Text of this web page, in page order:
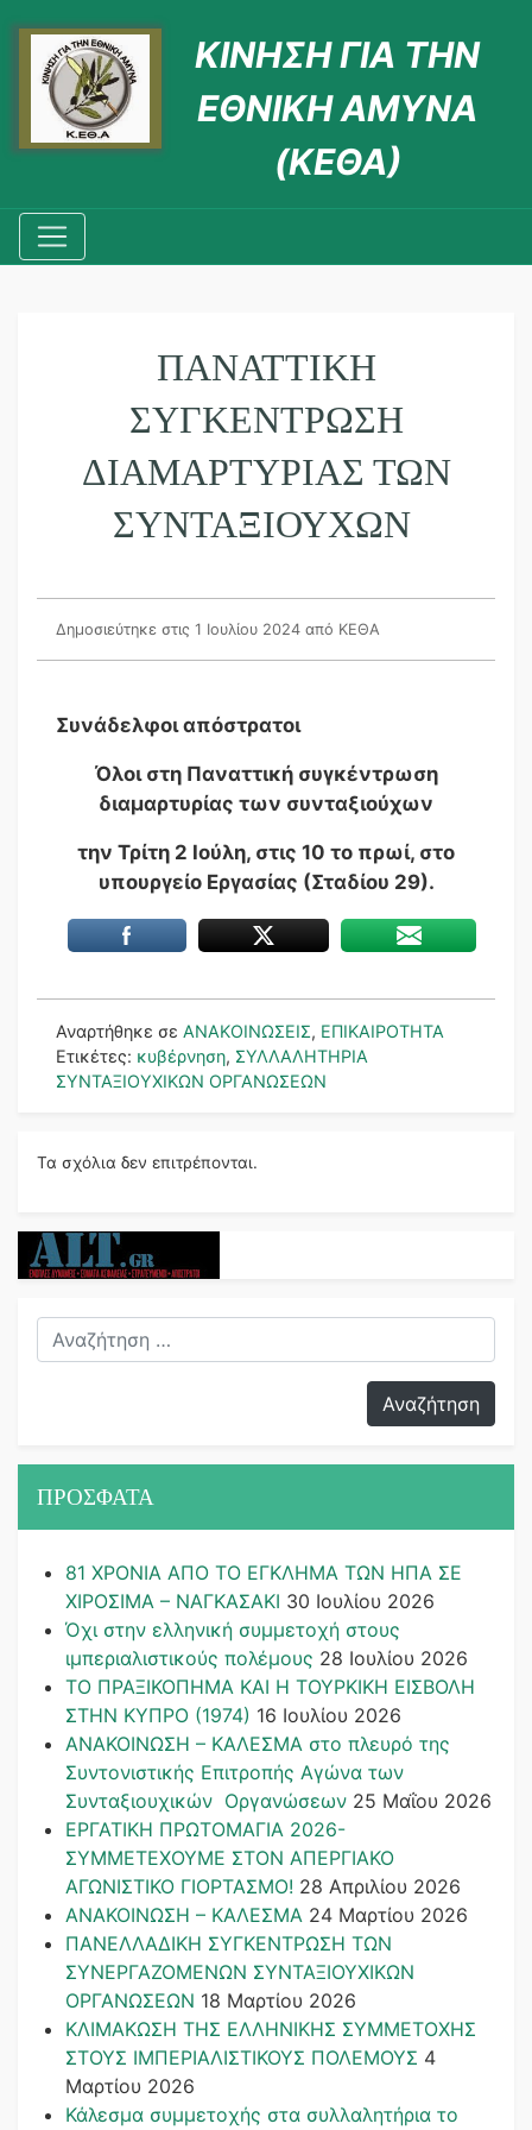
ΚΙΝΗΣΗ ΓΙΑ ΤΗΝ
ΕΘΝΙΚΗ ΑΜΥΝΑ
(ΚΕΘΑ)
ΠΑΝΑΤΤΙΚΉ
ΣΥΓΚΈΝΤΡΩΣΗ
ΔΙΑΜΑΡΤΥΡΊΑΣ ΤΩΝ
ΣΥΝΤΑΞΙΟΎΧΩΝ
Δημοσιεύτηκε στις 1 Ιουλίου 2024 από ΚΕΘΑ
Συνάδελφοι απόστρατοι
Όλοι στη Παναττική συγκέντρωση
διαμαρτυρίας των συνταξιούχων
την Τρίτη 2 Ιούλη, στις 10 το πρωί, στο
υπουργείο Εργασίας (Σταδίου 29).
Αναρτήθηκε σε ΑΝΑΚΟΙΝΩΣΕΙΣ, ΕΠΙΚΑΙΡΟΤΗΤΑ
Ετικέτες: κυβέρνηση, ΣΥΛΛΑΛΗΤΗΡΙΑ
ΣΥΝΤΑΞΙΟΥΧΙΚΩΝ ΟΡΓΑΝΩΣΕΩΝ
Τα σχόλια δεν επιτρέπονται.
ΠΡΟΣΦΑΤΑ
81 ΧΡΟΝΙΑ ΑΠΟ ΤΟ ΕΓΚΛΗΜΑ ΤΩΝ ΗΠΑ ΣΕ
ΧΙΡΟΣΙΜΑ – ΝΑΓΚΑΣΑΚΙ 30 Ιουλίου 2026
Όχι στην ελληνική συμμετοχή στους
ιμπεριαλιστικούς πολέμους 28 Ιουλίου 2026
ΤΟ ΠΡΑΞΙΚΟΠΗΜΑ ΚΑΙ H ΤΟΥΡΚΙΚΗ ΕΙΣΒΟΛΗ
ΣΤΗΝ ΚΥΠΡΟ (1974) 16 Ιουλίου 2026
ΑΝΑΚΟΙΝΩΣΗ – ΚΑΛΕΣΜΑ στο πλευρό της
Συντονιστικής Επιτροπής Αγώνα των
Συνταξιουχικών Οργανώσεων 25 Μαΐου 2026
ΕΡΓΑΤΙΚΗ ΠΡΩΤΟΜΑΓΙΑ 2026-
ΣΥΜΜΕΤΕΧΟΥΜΕ ΣΤΟΝ ΑΠΕΡΓΙΑΚΟ
ΑΓΩΝΙΣΤΙΚΟ ΓΙΟΡΤΑΣΜΟ! 28 Απριλίου 2026
ΑΝΑΚΟΙΝΩΣΗ – ΚΑΛΕΣΜΑ 24 Μαρτίου 2026
ΠΑΝΕΛΛΑΔΙΚΗ ΣΥΓΚΕΝΤΡΩΣΗ ΤΩΝ
ΣΥΝΕΡΓΑΖΟΜΕΝΩΝ ΣΥΝΤΑΞΙΟΥΧΙΚΩΝ
ΟΡΓΑΝΩΣΕΩΝ 18 Μαρτίου 2026
ΚΛΙΜΑΚΩΣΗ ΤΗΣ ΕΛΛΗΝΙΚΗΣ ΣΥΜΜΕΤΟΧΗΣ
ΣΤΟΥΣ ΙΜΠΕΡΙΑΛΙΣΤΙΚΟΥΣ ΠΟΛΕΜΟΥΣ 4
Μαρτίου 2026
Κάλεσμα συμμετοχής στα συλλαλητήρια το